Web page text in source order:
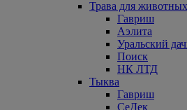
Трава для животных
Гавриш
Аэлита
Уральский
Поиск
НК ЛТД
Тыква
Гавриш
СеДек